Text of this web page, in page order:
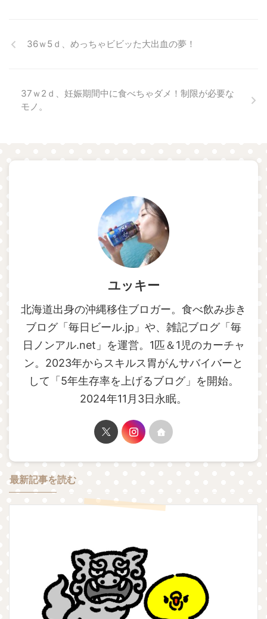
36ｗ5ｄ、めっちゃビビッた大出血の夢！
37ｗ2ｄ、妊娠期間中に食べちゃダメ！制限が必要な
モノ。
ユッキー
北海道出身の沖縄移住ブロガー。食べ飲み歩き
ブログ「毎日ビール.jp」や、雑記ブログ「毎
日ノンアル.net」を運営。1匹＆1児のカーチャ
ン。2023年からスキルス胃がんサバイバーと
して「5年生存率を上げるブログ」を開始。
2024年11月3日永眠。
最新記事を読む